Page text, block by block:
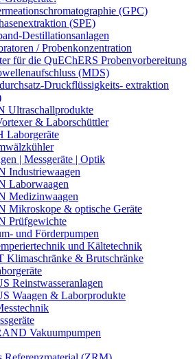
(GPC)
(SPE)
Destillationsanlagen
/ Probenkonzentration
für die QuEChERS Probenvorbereitung
(MDS)
Druckflüssigkeits- extraktion
Ultraschallprodukte
& Laborschüttler
Laborgeräte
| Messgeräte | Optik
Industriewaagen
Laborwaagen
Medizinwaagen
Mikroskope & optische Geräte
Prüfgewichte
und Förderpumpen
und Kältetechnik
Klimaschränke & Brutschränke
Reinstwasseranlagen
Waagen & Laborprodukte
Vakuumpumpen